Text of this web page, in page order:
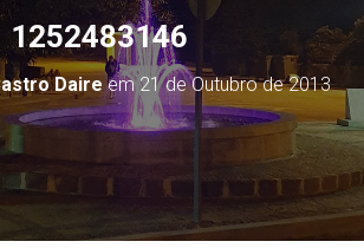
1252483146
Daireem21 de Outubro de 2013